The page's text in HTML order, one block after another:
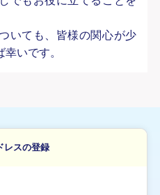
いても、皆様の関心が少
いです。
レスの登録